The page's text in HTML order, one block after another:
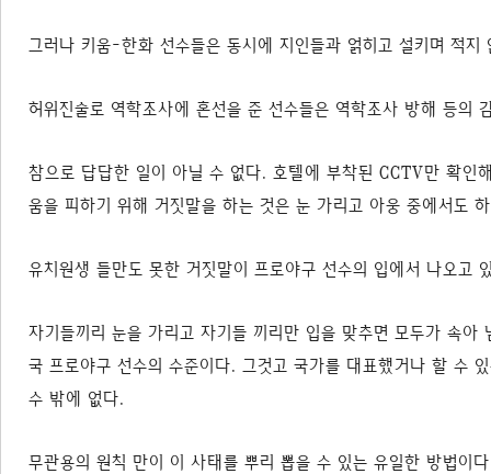
그러나 키움-한화 선수들은 동시에 지인들과 얽히고 설키며 적
허위진술로 역학조사에 혼선을 준 선수들은 역학조사 방해 등의
참으로 답답한 일이 아닐 수 없다. 호텔에 부착된 CCTV만 확인
움을 피하기 위해 거짓말을 하는 것은 눈 가리고 아웅 중에서도
유치원생 들만도 못한 거짓말이 프로야구 선수의 입에서 나오고
자기들끼리 눈을 가리고 자기들 끼리만 입을 맞추면 모두가 속
국 프로야구 선수의 수준이다. 그것고 국가를 대표했거나 할 수
수 밖에 없다.
무관용의 원칙 만이 이 사태를 뿌리 뽑을 수 있는 유일한 방법이